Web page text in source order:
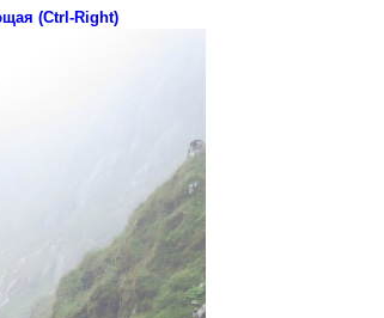
(Ctrl-Right)